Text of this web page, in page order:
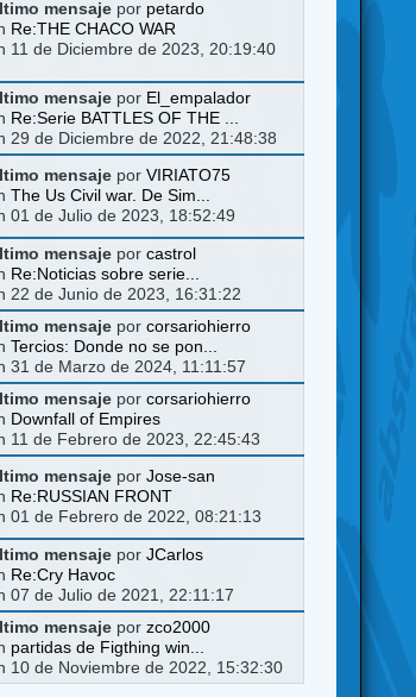
mensajepor petardo
Re:THE CHACO WAR
11 de Diciembre de 2023, 20:19:40
mensajepor El_empalador
Re:Serie BATTLES OF THE ...
29 de Diciembre de 2022, 21:48:38
mensajepor VIRIATO75
The Us Civil war. De Sim...
01 de Julio de 2023, 18:52:49
mensajepor castrol
Re:Noticias sobre serie...
22 de Junio de 2023, 16:31:22
mensajepor corsariohierro
Tercios: Donde no se pon...
31 de Marzo de 2024, 11:11:57
mensajepor corsariohierro
Downfall of Empires
11 de Febrero de 2023, 22:45:43
mensajepor Jose-san
Re:RUSSIAN FRONT
01 de Febrero de 2022, 08:21:13
mensajepor JCarlos
Re:Cry Havoc
07 de Julio de 2021, 22:11:17
mensajepor zco2000
partidas de Figthing win...
10 de Noviembre de 2022, 15:32:30